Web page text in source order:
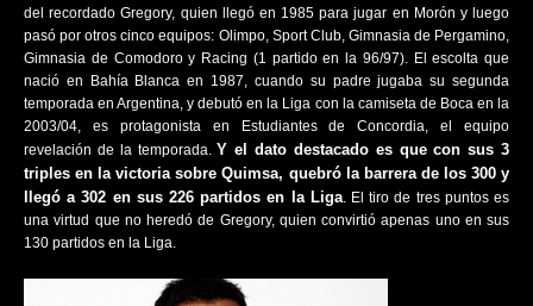
del recordado Gregory, quien llegó en 1985 para jugar en Morón y luego
pasó por otros cinco equipos: Olimpo, Sport Club, Gimnasia de Pergamino,
Gimnasia de Comodoro y Racing (1 partido en la 96/97). El escolta que
nació en Bahía Blanca en 1987, cuando su padre jugaba su segunda
temporada en Argentina, y debutó en la Liga con la camiseta de Boca en la
2003/04, es protagonista en Estudiantes de Concordia, el equipo
revelación de la temporada. Y el dato destacado es que con sus 3
triples en la victoria sobre Quimsa, quebró la barrera de los 300 y
llegó a 302 en sus 226 partidos en la Liga. El tiro de tres puntos es
una virtud que no heredó de Gregory, quien convirtió apenas uno en sus
130 partidos en la Liga.